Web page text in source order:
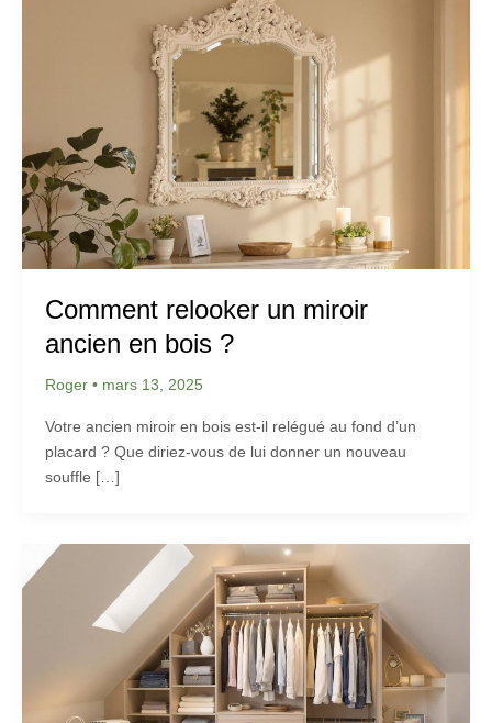
Comment relooker un miroir
ancien en bois ?
Roger • mars 13, 2025
Votre ancien miroir en bois est-il relégué au fond d’un
placard ? Que diriez-vous de lui donner un nouveau
souffle […]